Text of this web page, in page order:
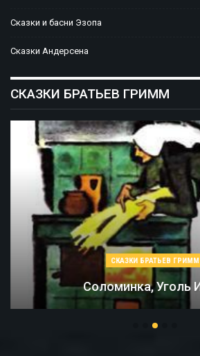
Сказки и басни Эзопа
Сказки Андерсена
СКАЗКИ БРАТЬЕВ ГРИММ
СКАЗКИ БРАТЬЕВ ГРИММ
Соломинка, Уголь